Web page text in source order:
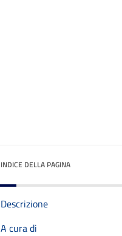
INDICE DELLA PAGINA
Descrizione
A cura di